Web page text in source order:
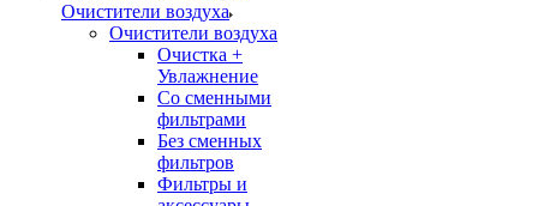
Очистители воздуха
Очистители воздуха
Очистка +
Увлажнение
Cо сменными
фильтрами
Без сменных
фильтров
Фильтры и